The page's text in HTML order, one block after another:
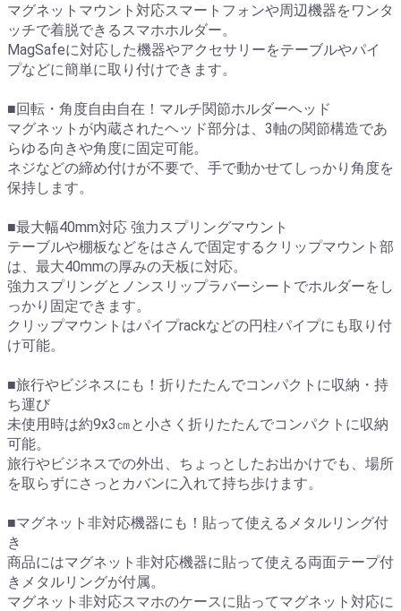
マグネットマウント対応スマートフォンや周辺機器をワンタ
ッチで着脱できるスマホホルダー。
MagSafeに対応した機器やアクセサリーをテーブルやパイ
プなどに簡単に取り付けできます。
■回転・角度自由自在！マルチ関節ホルダーヘッド
マグネットが内蔵されたヘッド部分は、3軸の関節構造であ
らゆる向きや角度に固定可能。
ネジなどの締め付けが不要で、手で動かせてしっかり角度を
保持します。
■最大幅40mm対応 強力スプリングマウント
テーブルや棚板などをはさんで固定するクリップマウント部
は、最大40mmの厚みの天板に対応。
強力スプリングとノンスリップラバーシートでホルダーをし
っかり固定できます。
クリップマウントはパイプrackなどの円柱パイプにも取り付
け可能。
■旅行やビジネスにも！折りたたんでコンパクトに収納・持
ち運び
未使用時は約9x3㎝と小さく折りたたんでコンパクトに収納
可能。
旅行やビジネスでの外出、ちょっとしたお出かけでも、場所
を取らずにさっとカバンに入れて持ち歩けます。
■マグネット非対応機器にも！貼って使えるメタルリング付
き
商品にはマグネット非対応機器に貼って使える両面テープ付
きメタルリングが付属。
マグネット非対応スマホのケースに貼ってマグネット対応に